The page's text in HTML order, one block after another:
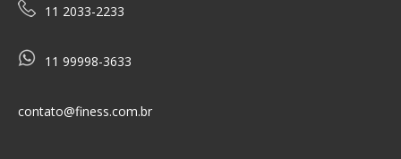
11 2033-2233
11 99998-3633
contato@finess.com.br